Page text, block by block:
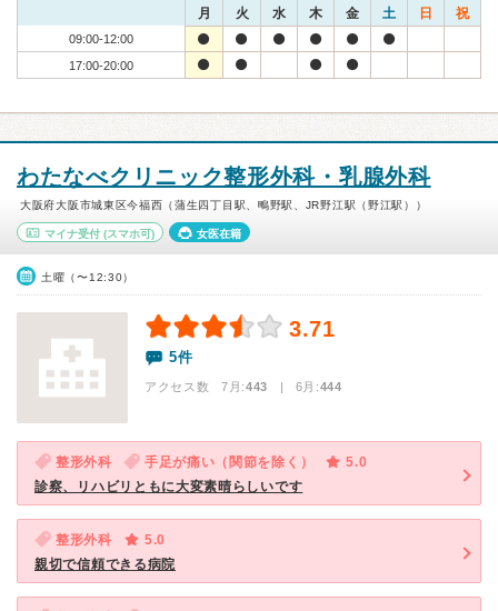
月 火 水 木 金 土 日 祝
09:00-12:00
17:00-20:00
わたなべクリニック整形外科・乳腺外科
大阪府大阪市城東区今福西（蒲生四丁目駅、鴫野駅、JR野江駅（野江駅））
マイナ受付 (スマホ可) 女医在籍
土曜（〜12:30）
3.71
5件
アクセス数 7月:443 | 6月:444
整形外科 手足が痛い（関節を除く）
5.0
診察、リハビリともに大変素晴らしいです
整形外科
5.0
親切で信頼できる病院